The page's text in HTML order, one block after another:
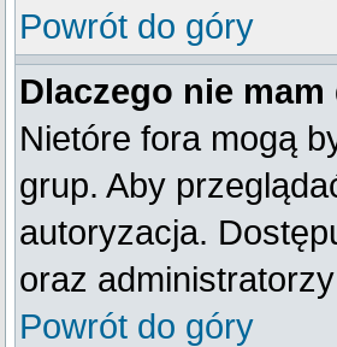
Powrót do góry
Dlaczego nie
Nietóre fora mogą
grup. Aby
autoryzacja.
oraz
Powrót do góry